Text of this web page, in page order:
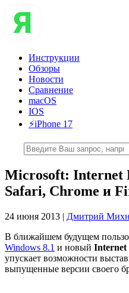
Инструкции
Обзоры
Новости
Сравнение
macOS
IOS
⚡️iPhone 17
Microsoft: Internet
Safari, Chrome и
24 июня 2013 | Дмитрий
В ближайшем будущем
Windows 8.1 и новый Internet
упускает возможности
выпущенные версии своего